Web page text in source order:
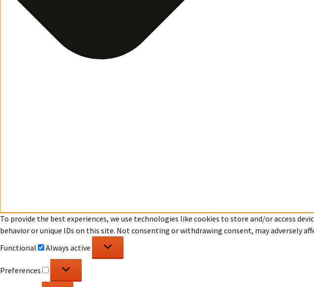
To provide the best experiences, we use technologies like cookies to store and/or access
behavior or unique IDs on this site. Not consenting or withdrawing consent, may adversely
Functional
Always active
Preferences